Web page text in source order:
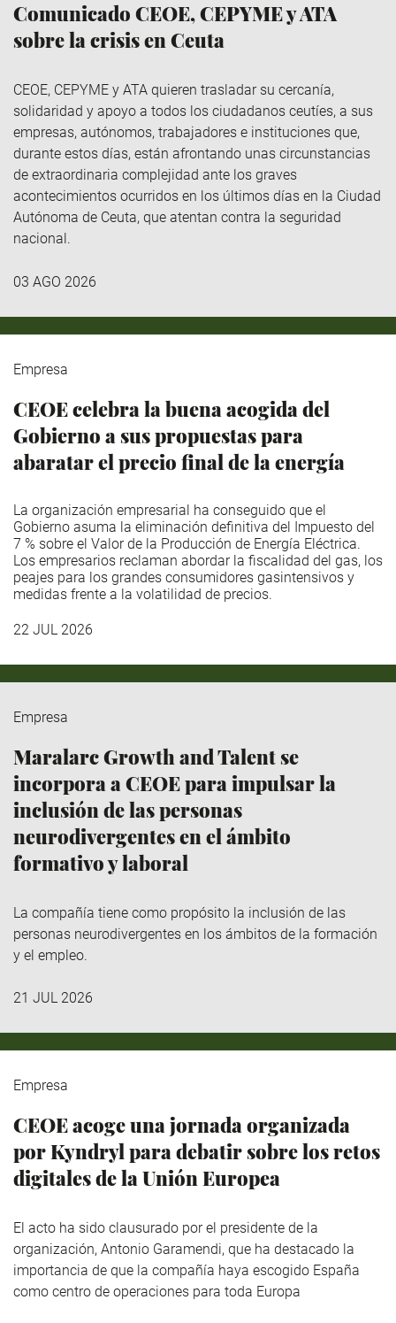
Comunicado CEOE, CEPYME y ATA
sobre la crisis en Ceuta
CEOE, CEPYME y ATA quieren trasladar su cercanía,
solidaridad y apoyo a todos los ciudadanos ceutíes, a sus
empresas, autónomos, trabajadores e instituciones que,
durante estos días, están afrontando unas circunstancias
de extraordinaria complejidad ante los graves
acontecimientos ocurridos en los últimos días en la Ciudad
Autónoma de Ceuta, que atentan contra la seguridad
nacional.
03 AGO 2026
Empresa
CEOE celebra la buena acogida del
Gobierno a sus propuestas para
abaratar el precio final de la energía
La organización empresarial ha conseguido que el
Gobierno asuma la eliminación definitiva del Impuesto del
7 % sobre el Valor de la Producción de Energía Eléctrica.
Los empresarios reclaman abordar la fiscalidad del gas, los
peajes para los grandes consumidores gasintensivos y
medidas frente a la volatilidad de precios.
22 JUL 2026
Empresa
Maralarc Growth and Talent se
incorpora a CEOE para impulsar la
inclusión de las personas
neurodivergentes en el ámbito
formativo y laboral
La compañía tiene como propósito la inclusión de las
personas neurodivergentes en los ámbitos de la formación
y el empleo.
21 JUL 2026
Empresa
CEOE acoge una jornada organizada
por Kyndryl para debatir sobre los retos
digitales de la Unión Europea
El acto ha sido clausurado por el presidente de la
organización, Antonio Garamendi, que ha destacado la
importancia de que la compañía haya escogido España
como centro de operaciones para toda Europa